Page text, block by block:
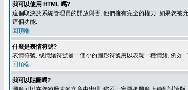
我可以使用 HTML 嗎?
這個取決於系統管理員的開放與否, 他們擁有完全的權力. 如果您被
這個功能.
回頂端
什麼是表情符號?
表情符號, 或情緒符號是一個小的圖形符號用以表現一種情緒, 例如
回頂端
我可以貼圖嗎?